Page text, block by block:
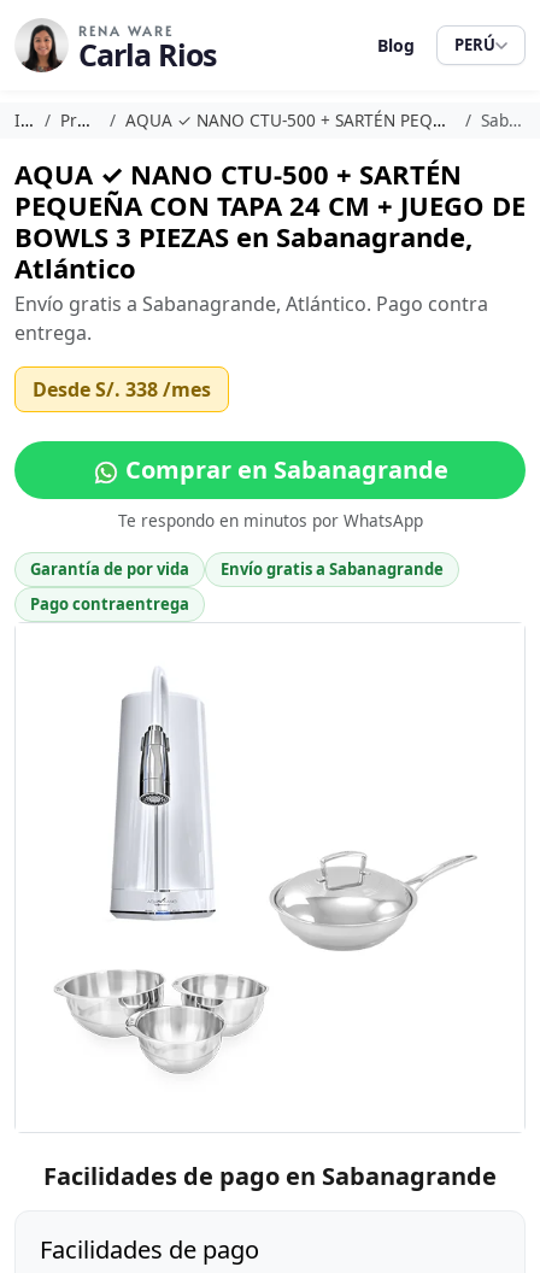
RENA WARE
Carla Rios Blog PERÚ
Inicio Promociones AQUA ✓ NANO CTU-500 + SARTÉN PEQUEÑA CON TAPA 24 CM + JUEGO DE BOWLS 3 PIEZAS Sabanagrande
AQUA ✓ NANO CTU-500 + SARTÉN
PEQUEÑA CON TAPA 24 CM + JUEGO DE
BOWLS 3 PIEZAS en Sabanagrande,
Atlántico
Envío gratis a Sabanagrande, Atlántico. Pago contra
entrega.
DesdeS/. 338/mes
Comprar en Sabanagrande
Te respondo en minutos por WhatsApp
Garantía de por vida
Envío gratis a Sabanagrande
Pago contraentrega
Facilidades de pago en Sabanagrande
Facilidades de pago